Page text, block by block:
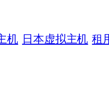
机 日本虚拟主机 租